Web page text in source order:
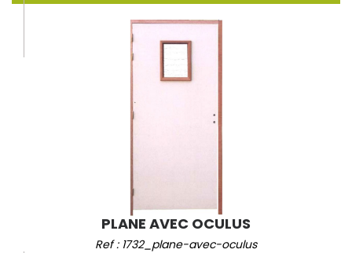
PLANE AVEC OCULUS
Ref : 1732_plane-avec-oculus